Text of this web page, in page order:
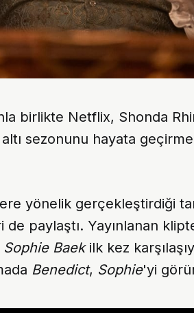
birlikte Netflix, Shonda
altı sezonunu hayata
yönelik gerçekleştirdiği
paylaştı. Yayınlanan
Sophie Baek ilk kez
Benedict, Sophie'yi